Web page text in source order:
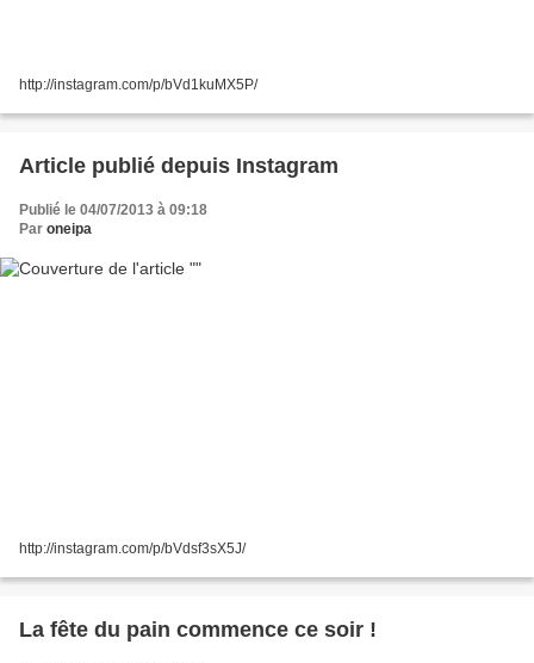
http://instagram.com/p/bVd1kuMX5P/
Article publié depuis Instagram
Publié le 04/07/2013 à 09:18
Par oneipa
http://instagram.com/p/bVdsf3sX5J/
La fête du pain commence ce soir !